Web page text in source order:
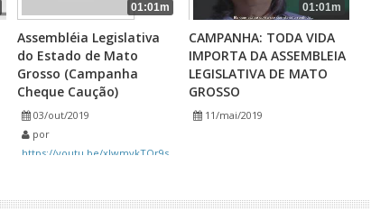
01:01m
Assembléia Legislativa
do Estado de Mato
Grosso (Campanha
Cheque Caução)
03/out/2019
por
https://youtu.be/xIwmykTOr9s
01:01m
CAMPANHA: TODA VIDA
IMPORTA DA ASSEMBLEIA
LEGISLATIVA DE MATO
GROSSO
11/mai/2019